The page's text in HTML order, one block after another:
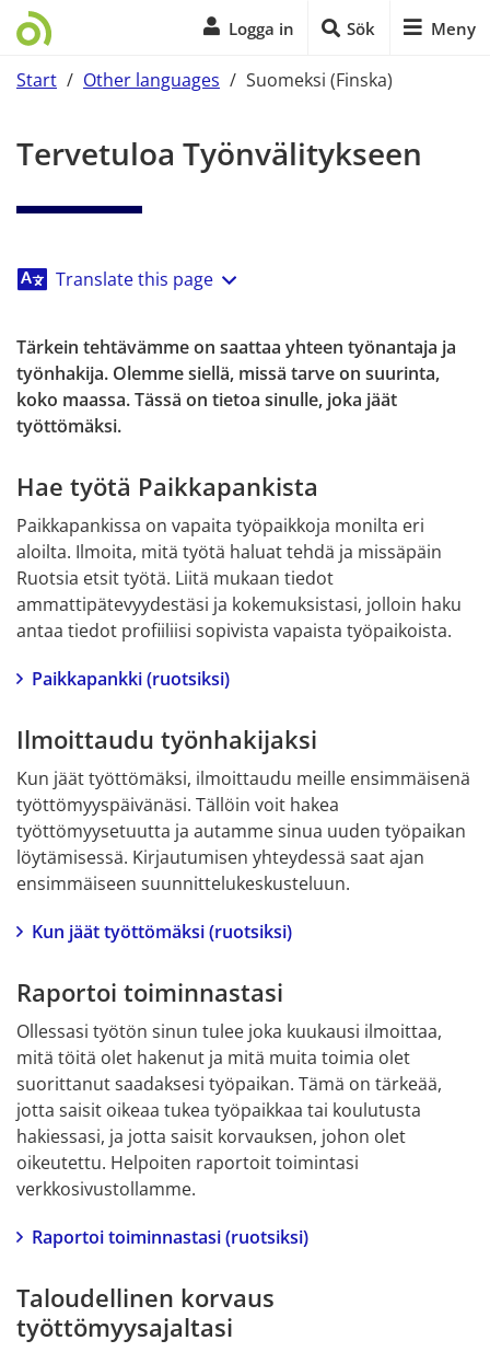
Logga in Sök Meny
Start / Other languages / Suomeksi (Finska)
Tervetuloa Työnvälitykseen
Translate this page
Tärkein tehtävämme on saattaa yhteen työnantaja ja
työnhakija. Olemme siellä, missä tarve on suurinta,
koko maassa. Tässä on tietoa sinulle, joka jäät
työttömäksi.
Hae työtä Paikkapankista
Paikkapankissa on vapaita työpaikkoja monilta eri
aloilta. Ilmoita, mitä työtä haluat tehdä ja missäpäin
Ruotsia etsit työtä. Liitä mukaan tiedot
ammattipätevyydestäsi ja kokemuksistasi, jolloin haku
antaa tiedot profiiliisi sopivista vapaista työpaikoista.
Paikkapankki (ruotsiksi)
Ilmoittaudu työnhakijaksi
Kun jäät työttömäksi, ilmoittaudu meille ensimmäisenä
työttömyyspäivänäsi. Tällöin voit hakea
työttömyysetuutta ja autamme sinua uuden työpaikan
löytämisessä. Kirjautumisen yhteydessä saat ajan
ensimmäiseen suunnittelukeskusteluun.
Kun jäät työttömäksi (ruotsiksi)
Raportoi toiminnastasi
Ollessasi työtön sinun tulee joka kuukausi ilmoittaa,
mitä töitä olet hakenut ja mitä muita toimia olet
suorittanut saadaksesi työpaikan. Tämä on tärkeää,
jotta saisit oikeaa tukea työpaikkaa tai koulutusta
hakiessasi, ja jotta saisit korvauksen, johon olet
oikeutettu. Helpoiten raportoit toimintasi
verkkosivustollamme.
Raportoi toiminnastasi (ruotsiksi)
Taloudellinen korvaus
työttömyysajaltasi